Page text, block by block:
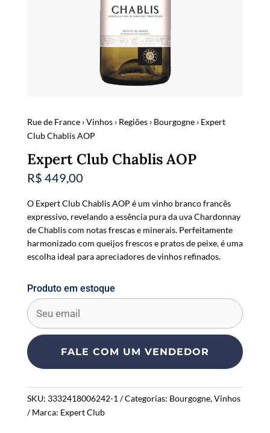
Rue de France›Vinhos› Regiões› Bourgogne› Expert
Club Chablis AOP
Expert Club Chablis AOP
R$ 449,00
O Expert Club Chablis AOP é um vinho branco francês
expressivo, revelando a essência pura da uva Chardonnay
de Chablis com notas frescas e minerais. Perfeitamente
harmonizado com queijos frescos e pratos de peixe, é uma
escolha ideal para apreciadores de vinhos refinados.
Produto em estoque
E
n
e
r
o
u
r
FALE COM UM VENDEDOR
SKU: 3332418006242-1 Categorias: Bourgogne,Vinhos
Marca: Expert Club